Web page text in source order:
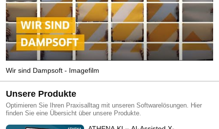
Wir sind Dampsoft - Imagefilm
Unsere Produkte
Optimieren Sie Ihren Praxisalltag mit unseren Softwarelösungen. Hier
finden Sie eine Übersicht über unsere Produkte.